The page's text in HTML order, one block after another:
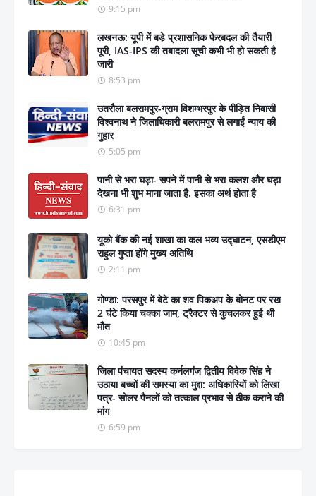
9:15 pm
लखनऊ: यूपी में बड़े प्रशासनिक फेरबदल की तैयारी
पूरी, IAS-IPS की तबादला सूची कभी भी हो सकती है
जारी
8:53 pm
उतरौला बलरामपुर-ग्राम विशम्भरपुर के पीड़ित निवासी
विश्वनाथ ने जिलाधिकारी बलरामपुर से लगाईं न्याय की
गुहार
5:05 pm
पानी से भरा घड़ा- सपने में पानी से भरा कलश और घड़ा
देखना भी शुभ माना जाता है. इसका अर्थ होता है
6:31 pm
यूको बैंक की नई शाखा का कल भव्य उद्घाटन, एसडीएम
राहुल गुप्ता होंगे मुख्य अतिथि
2:11 pm
गोण्डा: परसपुर में बेटे का शव पिकअप के बोनट पर रख
2 घंटे किया चक्का जाम, ट्रैक्टर से कुचलकर हुई थी
मौत
10:45 pm
जिला पंचायत सदस्य कर्नलगंज द्वितीय विवेक सिंह ने
उठाया बच्चों की समस्या का मुद्दा: अधिकारियों को लिखा
पत्र- सोलर पैनलों को तत्काल प्रभाव से ठीक कराने की
मांग
6:59 pm